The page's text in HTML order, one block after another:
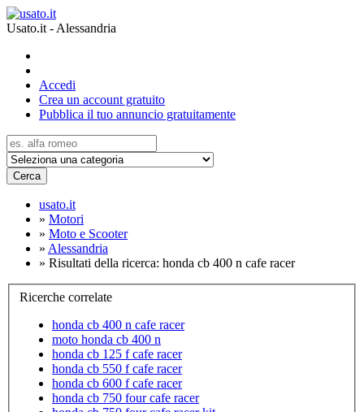
Usato.it - Alessandria
Accedi
Crea un account gratuito
Pubblica il tuo annuncio gratuitamente
Cerca
usato.it
» Motori
» Moto e Scooter
» Alessandria
» Risultati della ricerca: honda cb 400 n cafe racer
Ricerche correlate
honda cb 400 n cafe racer
moto honda cb 400 n
honda cb 125 f cafe racer
honda cb 550 f cafe racer
honda cb 600 f cafe racer
honda cb 750 four cafe racer